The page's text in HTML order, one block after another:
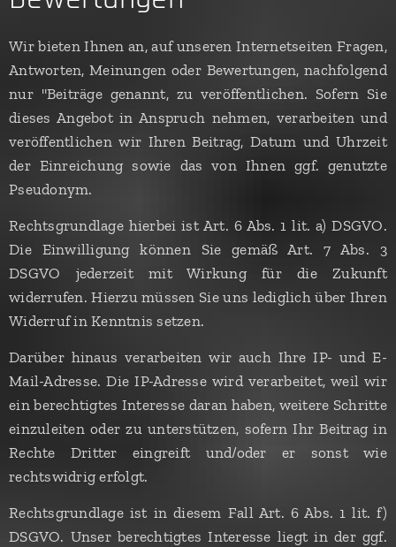
Wir bieten Ihnen an, auf unseren Internetseiten Fragen,
Antworten, Meinungen oder Bewertungen, nachfolgend
nur "Beiträge genannt, zu veröffentlichen. Sofern Sie
dieses Angebot in Anspruch nehmen, verarbeiten und
veröffentlichen wir Ihren Beitrag, Datum und Uhrzeit
der Einreichung sowie das von Ihnen ggf. genutzte
Pseudonym.
Rechtsgrundlage hierbei ist Art. 6 Abs. 1 lit. a) DSGVO.
Die Einwilligung können Sie gemäß Art. 7 Abs. 3
DSGVO jederzeit mit Wirkung für die Zukunft
widerrufen. Hierzu müssen Sie uns lediglich über Ihren
Widerruf in Kenntnis setzen.
Darüber hinaus verarbeiten wir auch Ihre IP- und E-
Mail-Adresse. Die IP-Adresse wird verarbeitet, weil wir
ein berechtigtes Interesse daran haben, weitere Schritte
einzuleiten oder zu unterstützen, sofern Ihr Beitrag in
Rechte Dritter eingreift und/oder er sonst wie
rechtswidrig erfolgt.
Rechtsgrundlage ist in diesem Fall Art. 6 Abs. 1 lit. f)
DSGVO. Unser berechtigtes Interesse liegt in der ggf.